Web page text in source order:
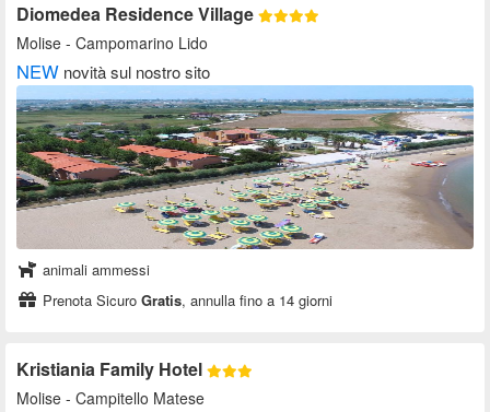
Diomedea Residence Village
Molise - Campomarino Lido
NEW novità sul nostro sito
animali ammessi
Prenota Sicuro Gratis, annulla fino a 14 giorni
Kristiania Family Hotel
Molise - Campitello Matese